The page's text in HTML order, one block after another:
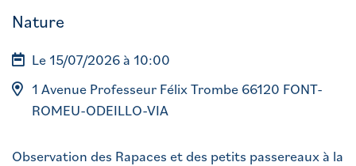
Nature
Le 15/07/2026 à 10:00
1 Avenue Professeur Félix Trombe 66120 FONT-
ROMEU-ODEILLO-VIA
Observation des Rapaces et des petits passereaux à la